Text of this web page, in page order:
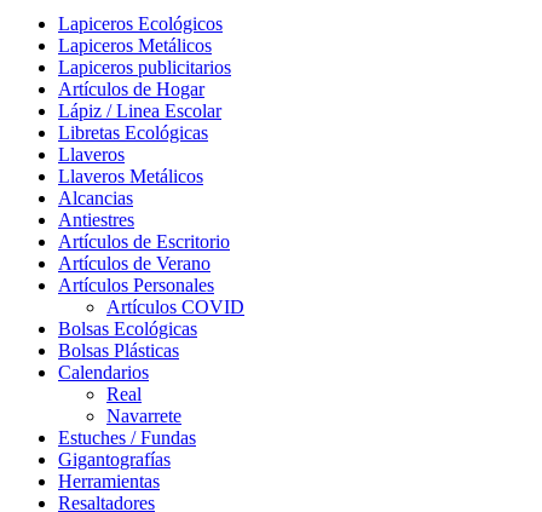
Lapiceros Ecológicos
Lapiceros Metálicos
Lapiceros publicitarios
Artículos de Hogar
Lápiz / Linea Escolar
Libretas Ecológicas
Llaveros
Llaveros Metálicos
Alcancias
Antiestres
Artículos de Escritorio
Artículos de Verano
Artículos Personales
Artículos COVID
Bolsas Ecológicas
Bolsas Plásticas
Calendarios
Real
Navarrete
Estuches / Fundas
Gigantografías
Herramientas
Resaltadores